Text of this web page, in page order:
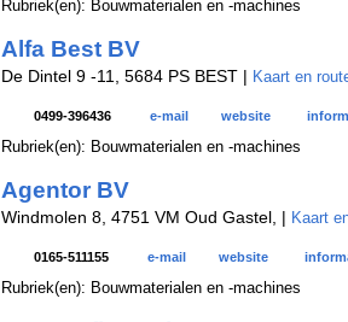
Rubriek(en): Bouwmaterialen en -machines
Alfa Best BV
De Dintel 9 -11, 5684 PS BEST | Kaart en
0499-396436 e-mail website
Rubriek(en): Bouwmaterialen en -machines
Agentor BV
Windmolen 8, 4751 VM Oud Gastel, | Kaart
0165-511155 e-mail website
Rubriek(en): Bouwmaterialen en -machines